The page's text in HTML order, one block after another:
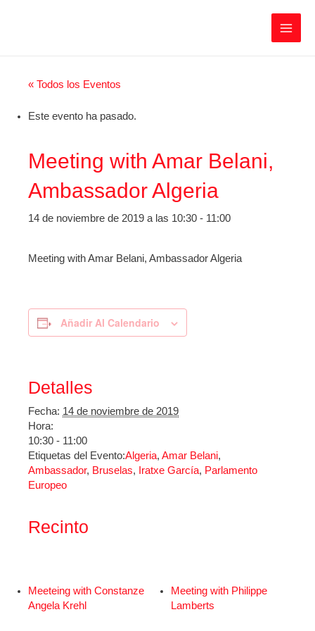
Main
« Todos los Eventos
Este evento ha pasado.
Meeting with Amar Belani,
Ambassador Algeria
14 de noviembre de 2019 a las 10:30 - 11:00
Meeting with Amar Belani, Ambassador Algeria
Añadir Al Calendario
Detalles
Fecha: 14 de noviembre de 2019
Hora:
10:30 - 11:00
Etiquetas del Evento:Algeria, Amar Belani,
Ambassador, Bruselas, Iratxe García, Parlamento
Europeo
Recinto
Meeteing with Constanze
Angela Krehl
Meeting with Philippe
Lamberts